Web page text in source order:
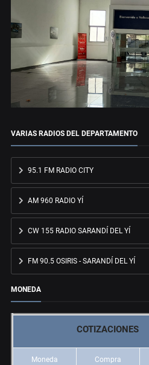
VARIAS RADIOS DEL DEPARTAMENTO
95.1 FM RADIO CITY
AM 960 RADIO YÍ
CW 155 RADIO SARANDÍ DEL YÍ
FM 90.5 OSIRIS - SARANDÍ DEL YÍ
MONEDA
COTIZACIONES
Moneda Compra